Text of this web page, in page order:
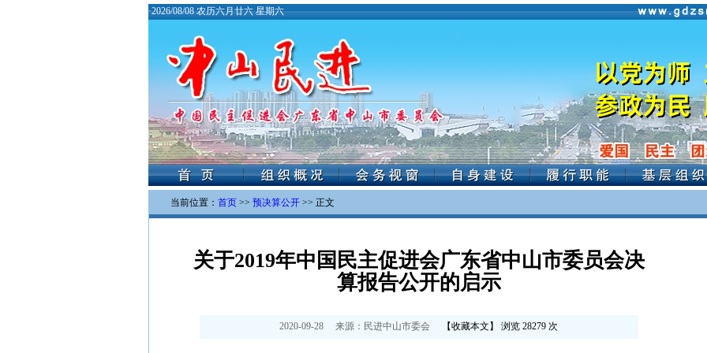
·2026/08/08 农历六月廿六 星期六
当前位置： 首页 >> 预决算公开 >> 正文
关于2019年中国民主促进会广东省中山市委员会决
算报告公开的启示
2020-09-28 来源： 民进中山市委会 【收藏本文 】 浏览 28279 次